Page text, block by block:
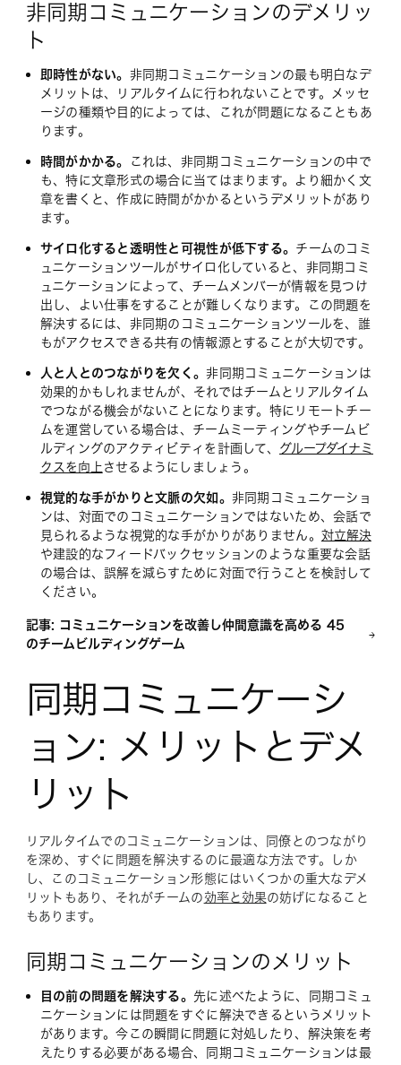
非同期コミュニケーションのデメリッ
ト
即時性がない。 非同期コミュニケーションの最も明白なデ
メリットは、リアルタイムに行われないことです。メッセ
ージの種類や目的によっては、これが問題になることもあ
ります。
時間がかかる。
これは、非同期コミュニケーションの中で
も、特に文章形式の場合に当てはまります。より細かく文
章を書くと、作成に時間がかかるというデメリットがあり
ます。
サイロ化すると透明性と可視性が低下する。 チームのコミ
ュニケーションツールがサイロ化していると、非同期コミ
ュニケーションによって、チームメンバーが情報を見つけ
出し、よい仕事をすることが難しくなります。この問題を
解決するには、非同期のコミュニケーションツールを、誰
もがアクセスできる共有の情報源とすることが大切です。
人と人とのつながりを欠く。非同期コミュニケーションは
効果的かもしれませんが、それではチームとリアルタイム
でつながる機会がないことになります。特にリモートチー
ムを運営している場合は、チームミーティングやチームビ
ルディングのアクティビティを計画して、 グループダイナミ
クスを向上 させるようにしましょう。
視覚的な手がかりと文脈の欠如。 非同期コミュニケーショ
ンは、対面でのコミュニケーションではないため、会話で
見られるような視覚的な手がかりがありません。 対立解決
や建設的なフィードバックセッションのような重要な会話
の場合は、誤解を減らすために対面で行うことを検討して
ください。
記事: コミュニケーションを改善し仲間意識を高める 45
のチームビルディングゲーム
同期コミュニケーシ
ョン: メリットとデメ
リット
リアルタイムでのコミュニケーションは、同僚とのつながり
を深め、すぐに問題を解決するのに最適な方法です。しか
し、このコミュニケーション形態にはいくつかの重大なデメ
リットもあり、それがチームの 効率と効果の妨げになること
もあります。
同期コミュニケーションのメリット
目の前の問題を解決する。 先に述べたように、同期コミュ
ニケーションには問題をすぐに解決できるというメリット
があります。今この瞬間に問題に対処したり、解決策を考
えたりする必要がある場合、同期コミュニケーションは最